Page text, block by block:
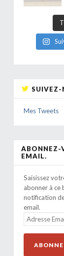
SUIVEZ-
Mes Tweets
ABONNEZ-
EMAIL.
Saisissez
abonner à ce
notification
email.
ADRESSE
EMAIL